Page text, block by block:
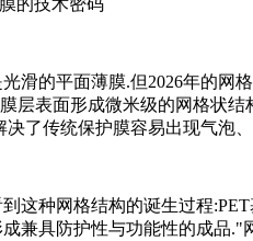
的技术密码
滑的平面薄膜.但2026年的
层表面形成微米级的网格
了传统保护膜容易出现气泡
这种网格结构的诞生过程
兼具防护性与功能性的成品